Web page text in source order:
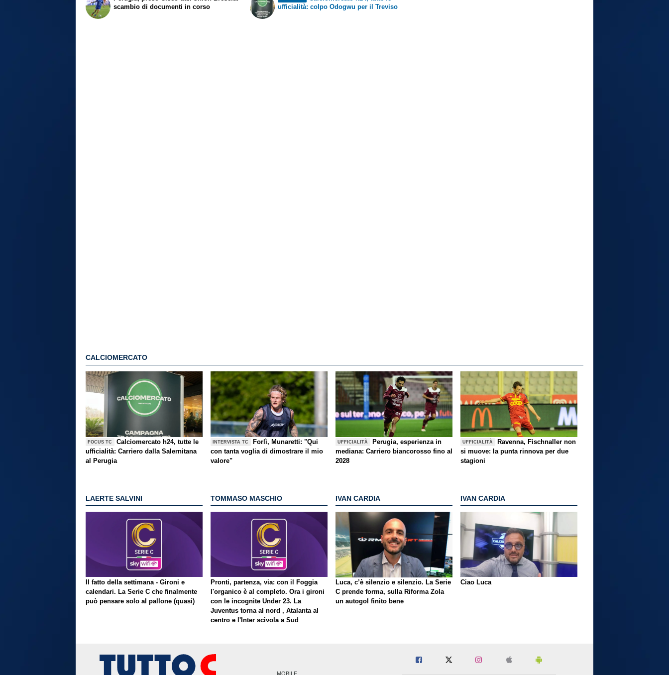
scambio di documenti in corso
ufficialità: colpo Odogwu per il Treviso
CALCIOMERCATO
FOCUS TC
Calciomercato h24, tutte le
ufficialità: Carriero dalla Salernitana
al Perugia
INTERVISTA TC
Forlì, Munaretti: "Qui
con tanta voglia di dimostrare il mio
valore"
UFFICIALITÀ
Perugia, esperienza in
mediana: Carriero biancorosso fino al
2028
UFFICIALITÀ
Ravenna, Fischnaller non
si muove: la punta rinnova per due
stagioni
LAERTE SALVINI
Il fatto della settimana - Gironi e
calendari. La Serie C che finalmente
può pensare solo al pallone (quasi)
TOMMASO MASCHIO
Pronti, partenza, via: con il Foggia
l'organico è al completo. Ora i gironi
con le incognite Under 23. La
Juventus torna al nord , Atalanta al
centro e l'Inter scivola a Sud
IVAN CARDIA
Luca, c’è silenzio e silenzio. La Serie
C prende forma, sulla Riforma Zola
un autogol finito bene
IVAN CARDIA
Ciao Luca